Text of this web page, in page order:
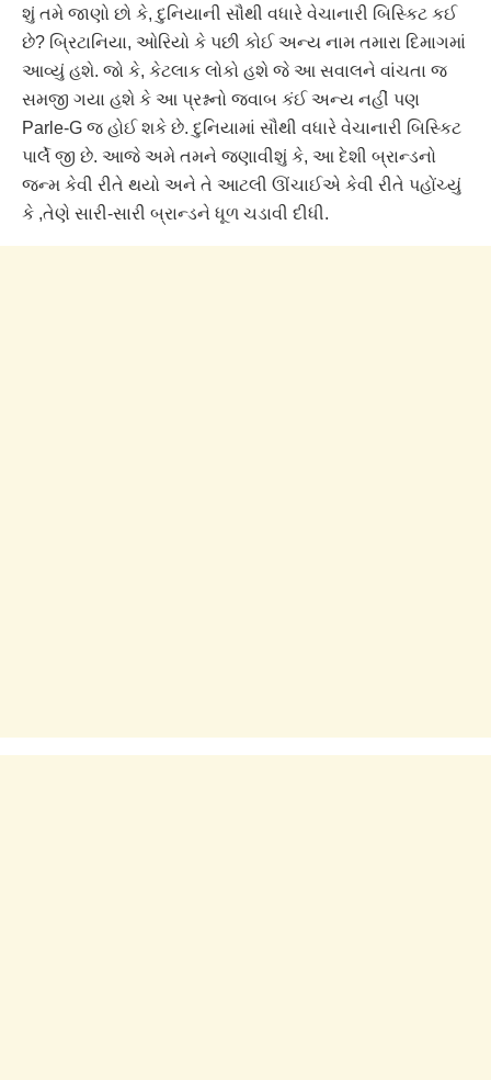
શું તમે જાણો છો કે, દુનિયાની સૌથી વધારે વેચાનારી બિસ્કિટ કઈ
છે? બ્રિટાનિયા, ઓરિયો કે પછી કોઈ અન્ય નામ તમારા દિમાગમાં
આવ્યું હશે. જો કે, કેટલાક લોકો હશે જે આ સવાલને વાંચતા જ
સમજી ગયા હશે કે આ પ્રશ્નનો જવાબ કંઈ અન્ય નહીં પણ
Parle-G જ હોઈ શકે છે. દુનિયામાં સૌથી વધારે વેચાનારી બિસ્કિટ
પાર્લે જી છે. આજે અમે તમને જણાવીશું કે, આ દેશી બ્રાન્ડનો
જન્મ કેવી રીતે થયો અને તે આટલી ઊંચાઈએ કેવી રીતે પહોંચ્યું
કે ,તેણે સારી-સારી બ્રાન્ડને ધૂળ ચડાવી દીધી.